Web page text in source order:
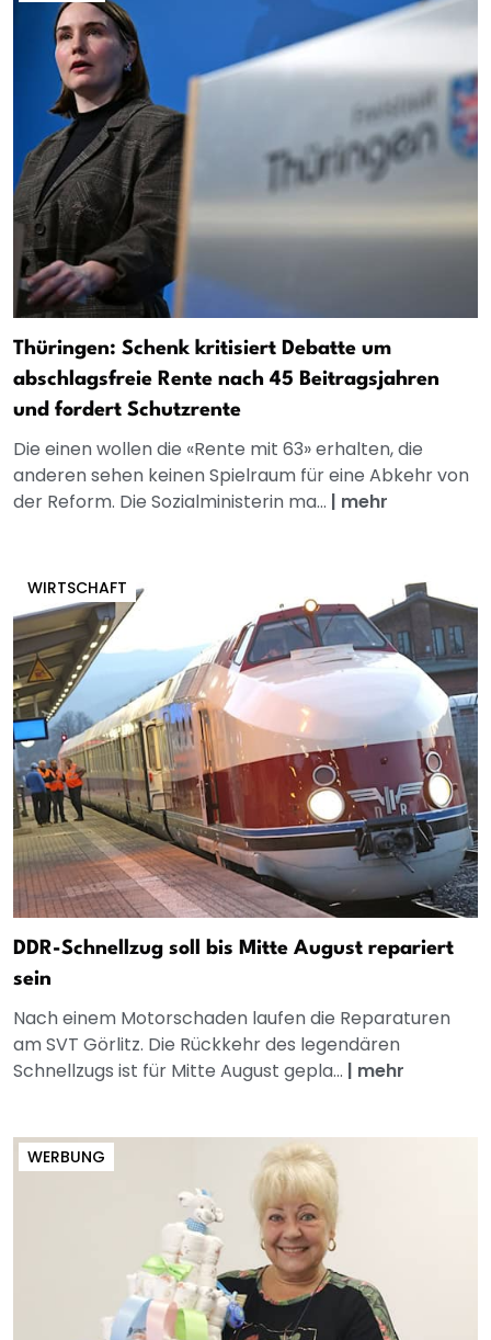
Thüringen: Schenk kritisiert Debatte um
abschlagsfreie Rente nach 45 Beitragsjahren
und fordert Schutzrente
Die einen wollen die «Rente mit 63» erhalten, die
anderen sehen keinen Spielraum für eine Abkehr von
der Reform. Die Sozialministerin ma... | mehr
WIRTSCHAFT
DDR-Schnellzug soll bis Mitte August repariert
sein
Nach einem Motorschaden laufen die Reparaturen
am SVT Görlitz. Die Rückkehr des legendären
Schnellzugs ist für Mitte August gepla... | mehr
WERBUNG